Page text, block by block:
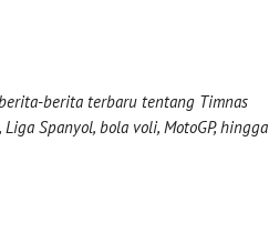
berita terbaru tentang Timnas
Spanyol, bola voli, MotoGP, hingga